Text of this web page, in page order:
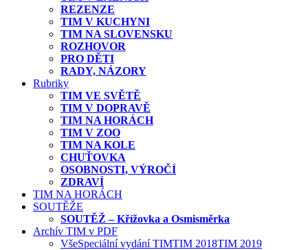
REZENZE
TIM V KUCHYNI
TIM NA SLOVENSKU
ROZHOVOR
PRO DĚTI
RADY, NÁZORY
Rubriky
TIM VE SVĚTĚ
TIM V DOPRAVĚ
TIM NA HORÁCH
TIM V ZOO
TIM NA KOLE
CHUŤOVKA
OSOBNOSTI, VÝROČÍ
ZDRAVÍ
TIM NA HORÁCH
SOUTĚŽE
SOUTĚŽ – Křížovka a Osmisměrka
Archív TIM v PDF
VšeSpeciální vydání TIMTIM 2018TIM 2019